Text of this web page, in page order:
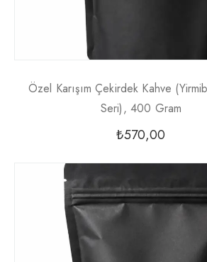
Özel Karışım Çekirdek Kahve
Seri), 400 Gram
₺570,00